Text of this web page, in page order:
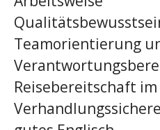
Teamorientierung
Reisebereitschaft